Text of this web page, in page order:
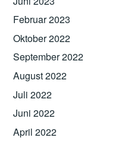
Februar 2023
Oktober 2022
September 2022
August 2022
Juli 2022
Juni 2022
April 2022